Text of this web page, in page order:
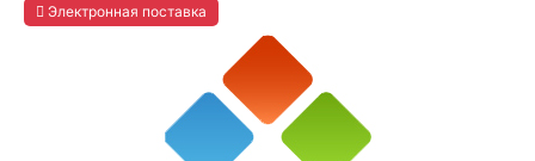
Электронная поставка